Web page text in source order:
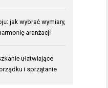
jak wybrać wymiary,
aranżacji
ułatwiające
i sprzątanie